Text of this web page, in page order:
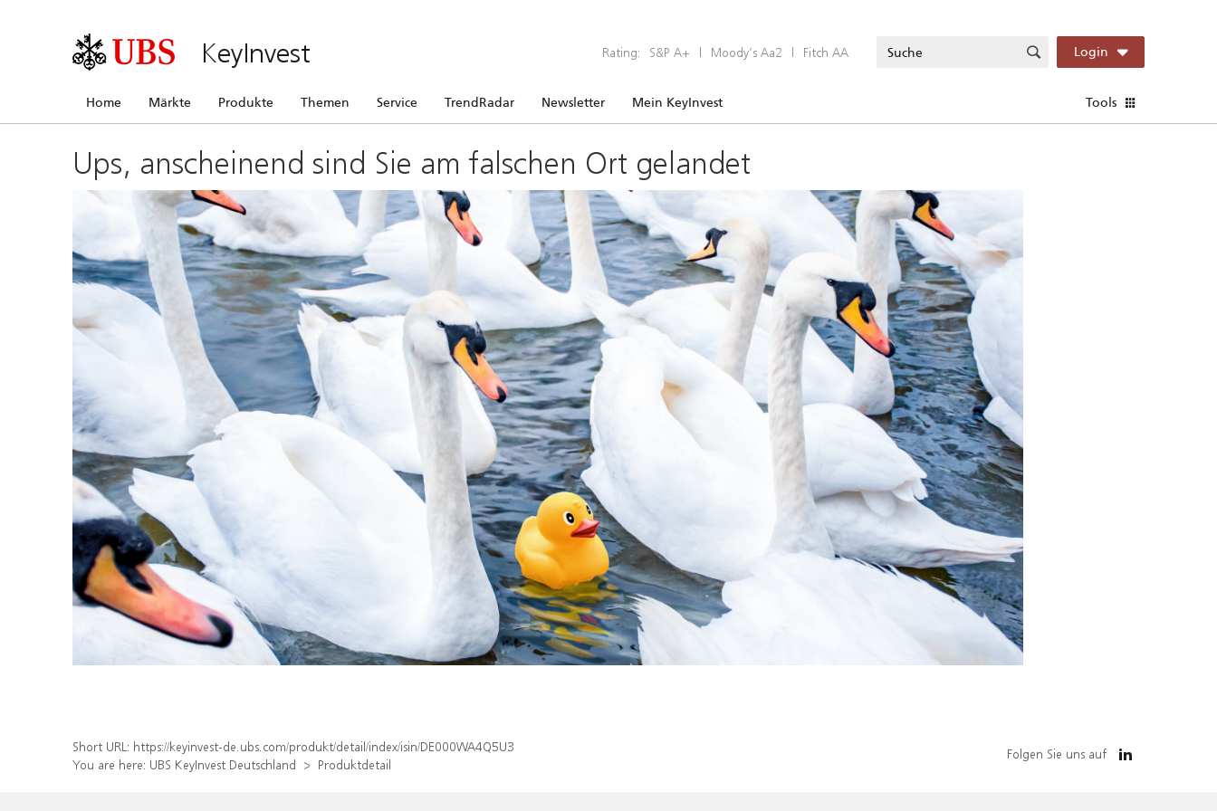
KeyInvest Rating: S&P A+ | Moody’s Aa2 | Fitch AA Login
Home Märkte Produkte Themen Service TrendRadar Newsletter Mein KeyInvest Tools
Ups, anscheinend sind Sie am falschen Ort gelandet
Short URL: https://keyinvest-de.ubs.com/produkt/detail/index/isin/DE000WA4Q5U3
You are here: UBS KeyInvest Deutschland Produktdetail
Folgen Sie uns auf